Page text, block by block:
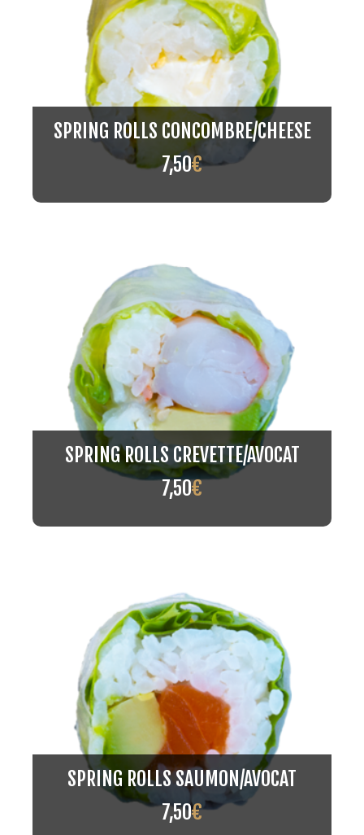
SPRING ROLLS CONCOMBRE/CHEESE
7,50€
SPRING ROLLS CREVETTE/AVOCAT
7,50€
SPRING ROLLS SAUMON/AVOCAT
7,50€